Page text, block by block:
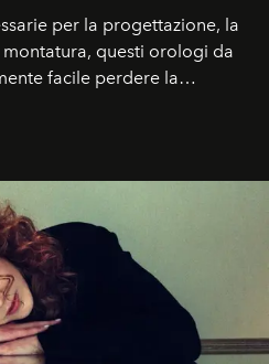
per la progettazione, la
questi orologi da
facile perdere la